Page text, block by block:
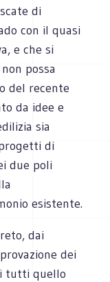
di
con il quasi
e che si
possa
del recente
da idee e
sia
di
due poli
esistente.
dai
dei
tutti quello